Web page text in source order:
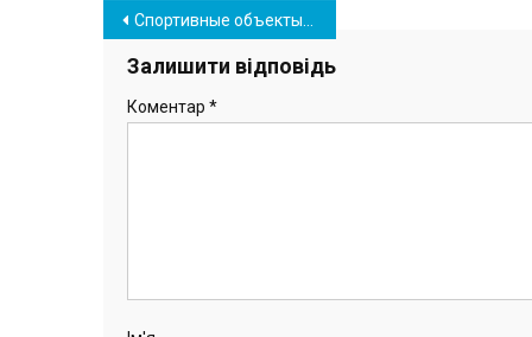
Навігація
записів
Спортивные объекты Южного стали базой для подготовки дефлимпийской сборной Украины
Залишити відповідь
Коментар *